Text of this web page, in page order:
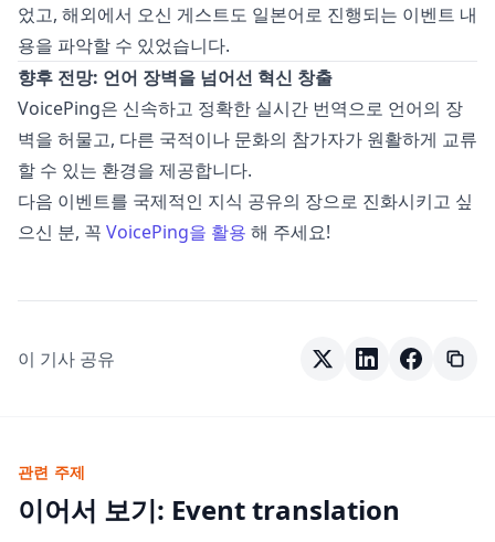
었고, 해외에서 오신 게스트도 일본어로 진행되는 이벤트 내
용을 파악할 수 있었습니다.
향후 전망: 언어 장벽을 넘어선 혁신 창출
VoicePing은 신속하고 정확한 실시간 번역으로 언어의 장
벽을 허물고, 다른 국적이나 문화의 참가자가 원활하게 교류
할 수 있는 환경을 제공합니다.
다음 이벤트를 국제적인 지식 공유의 장으로 진화시키고 싶
으신 분, 꼭 VoicePing을 활용 해 주세요!
이 기사 공유
관련 주제
이어서 보기: Event translation